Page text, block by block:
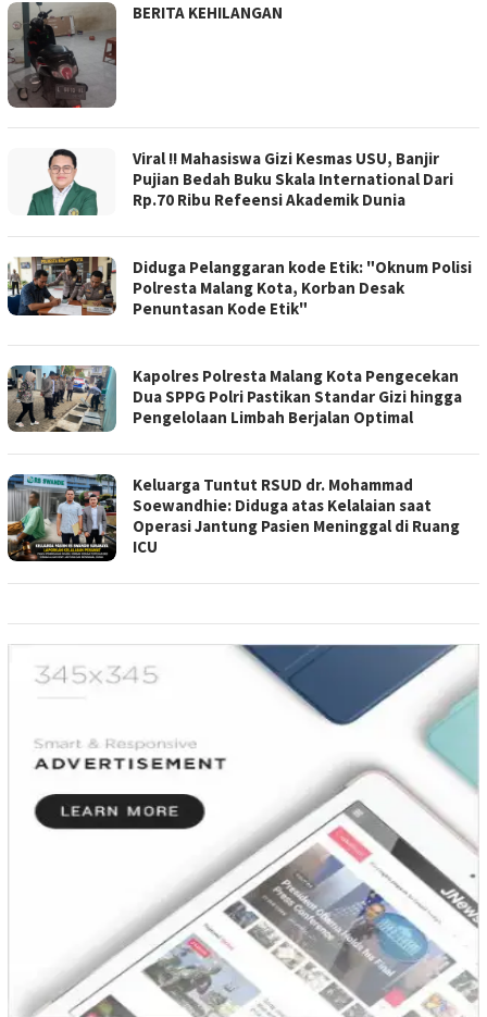
BERITA KEHILANGAN
Viral !! Mahasiswa Gizi Kesmas USU, Banjir
Pujian Bedah Buku Skala International Dari
Rp.70 Ribu Refeensi Akademik Dunia
Diduga Pelanggaran kode Etik: "Oknum Polisi
Polresta Malang Kota, Korban Desak
Penuntasan Kode Etik"
Kapolres Polresta Malang Kota Pengecekan
Dua SPPG Polri Pastikan Standar Gizi hingga
Pengelolaan Limbah Berjalan Optimal
Keluarga Tuntut RSUD dr. Mohammad
Soewandhie: Diduga atas Kelalaian saat
Operasi Jantung Pasien Meninggal di Ruang
ICU